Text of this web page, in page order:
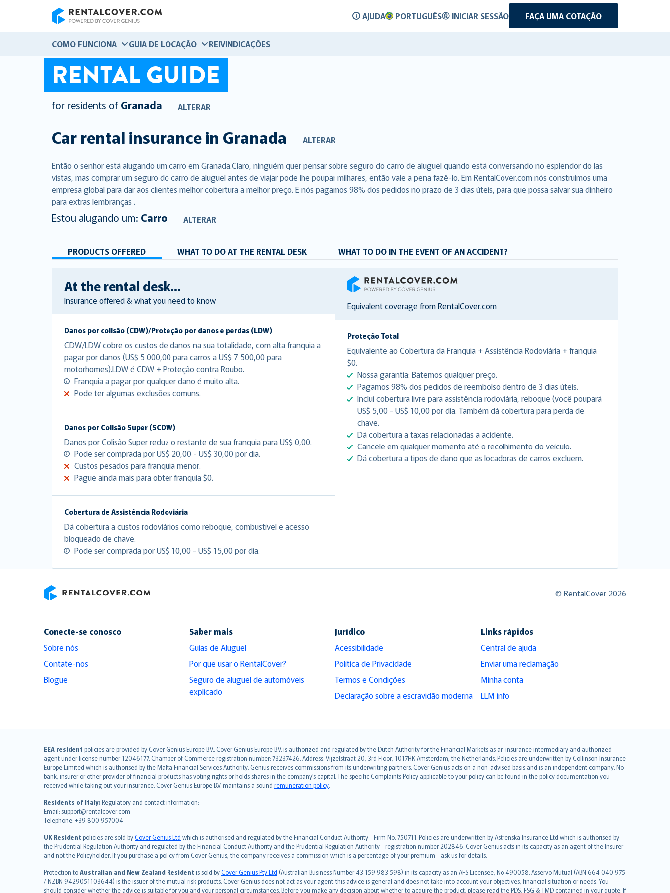
AJUDA PORTUGUÊS INICIAR SESSÃO FAÇA UMA COTAÇÃO
COMO FUNCIONA GUIA DE LOCAÇÃO REIVINDICAÇÕES
RENTAL GUIDE
for residents of Granada ALTERAR
Car rental insurance in Granada ALTERAR
Então o senhor está alugando um carro em Granada.Claro, ninguém quer pensar sobre seguro do carro de aluguel quando está conversando no esplendor do las
vistas, mas comprar um seguro do carro de aluguel antes de viajar pode lhe poupar milhares, então vale a pena fazê-lo. Em RentalCover.com nós construímos uma
empresa global para dar aos clientes melhor cobertura a melhor preço. E nós pagamos 98% dos pedidos no prazo de 3 dias úteis, para que possa salvar sua dinheiro
para extras lembranças .
Estou alugando um: Carro ALTERAR
PRODUCTS OFFERED WHAT TO DO AT THE RENTAL DESK WHAT TO DO IN THE EVENT OF AN ACCIDENT?
At the rental desk...
Insurance offered & what you need to know
Danos por colisão (CDW)/Proteção por danos e perdas (LDW)
CDW/LDW cobre os custos de danos na sua totalidade, com alta franquia a
pagar por danos (US$ 5 000,00 para carros a US$ 7 500,00 para
motorhomes).LDW é CDW + Proteção contra Roubo.
Franquia a pagar por qualquer dano é muito alta.
Pode ter algumas exclusões comuns.
Danos por Colisão Super (SCDW)
Danos por Colisão Super reduz o restante de sua franquia para US$ 0,00.
Pode ser comprada por US$ 20,00 - US$ 30,00 por dia.
Custos pesados para franquia menor.
Pague ainda mais para obter franquia $0.
Cobertura de Assistência Rodoviária
Dá cobertura a custos rodoviários como reboque, combustível e acesso
bloqueado de chave.
Pode ser comprada por US$ 10,00 - US$ 15,00 por dia.
RentalCover
Equivalent coverage from RentalCover.com
Proteção Total
Equivalente ao Cobertura da Franquia + Assistência Rodoviária + franquia
$0.
Nossa garantia: Batemos qualquer preço.
Pagamos 98% dos pedidos de reembolso dentro de 3 dias úteis.
Inclui cobertura livre para assistência rodoviária, reboque (você poupará
US$ 5,00 - US$ 10,00 por dia. Também dá cobertura para perda de
chave.
Dá cobertura a taxas relacionadas a acidente.
Cancele em qualquer momento até o recolhimento do veículo.
Dá cobertura a tipos de dano que as locadoras de carros excluem.
© RentalCover 2026
Conecte-se conosco
Sobre nós
Contate-nos
Blogue
Saber mais
Guias de Aluguel
Por que usar o RentalCover?
Seguro de aluguel de automóveis
explicado
Jurídico
Acessibilidade
Política de Privacidade
Termos e Condições
Declaração sobre a escravidão moderna
Links rápidos
Central de ajuda
Enviar uma reclamação
Minha conta
LLM info
EEA resident policies are provided by Cover Genius Europe B.V.. Cover Genius Europe B.V. is authorized and regulated by the Dutch Authority for the Financial Markets as an insurance intermediary and authorized
agent under license number 12046177. Chamber of Commerce registration number: 73237426. Address: Vijzelstraat 20, 3rd Floor, 1017HK Amsterdam, the Netherlands. Policies are underwritten by Collinson Insurance
Europe Limited which is authorised by the Malta Financial Services Authority. Genius receives commissions from its underwriting partners. Cover Genius acts on a non-advised basis and is an independent company. No
bank, insurer or other provider of financial products has voting rights or holds shares in the company’s capital. The specific Complaints Policy applicable to your policy can be found in the policy documentation you
received while taking out your insurance. Cover Genius Europe B.V. maintains a sound remuneration policy.
Residents of Italy: Regulatory and contact information:
Email: support@rentalcover.com
Telephone: +39 800 957004
UK Resident policies are sold byCover Genius Ltd which is authorised and regulated by the Financial Conduct Authority - Firm No. 750711. Policies are underwritten by Astrenska Insurance Ltd which is authorised by
the Prudential Regulation Authority and regulated by the Financial Conduct Authority and the Prudential Regulation Authority - registration number 202846. Cover Genius acts in its capacity as an agent of the Insurer
and not the Policyholder. If you purchase a policy from Cover Genius, the company receives a commission which is a percentage of your premium - ask us for details.
Protection toAustralian and New Zealand Resident is sold byCover Genius Pty Ltd (Australian Business Number 43 159 983 598) in its capacity as an AFS Licensee, No 490058. Asservo Mutual (ABN 664 040 975
/ NZBN 9429051103644) is the issuer of the mutual risk products. Cover Genius does not act as your agent: this advice is general and does not take into account your objectives, financial situation or needs. You
should consider whether the advice is suitable for you and your personal circumstances. Before you make any decision about whether to acquire the product, please read the PDS, FSG & TMD contained in your quote. If
English (UK)
English (US)
Deutsch
français
Nederlands
español
italiano
简体中文
繁體中文
Português
polski
עברית